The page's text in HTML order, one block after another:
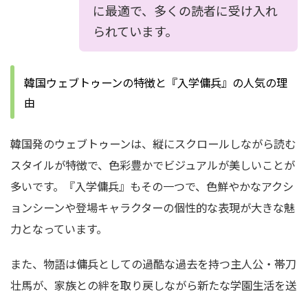
に最適で、多くの読者に受け入れ
られています。
韓国ウェブトゥーンの特徴と『入学傭兵』の人気の理
由
韓国発のウェブトゥーンは、縦にスクロールしながら読む
スタイルが特徴で、色彩豊かでビジュアルが美しいことが
多いです。『入学傭兵』もその一つで、色鮮やかなアクシ
ョンシーンや登場キャラクターの個性的な表現が大きな魅
力となっています。
また、物語は傭兵としての過酷な過去を持つ主人公・帯刀
壮馬が、家族との絆を取り戻しながら新たな学園生活を送